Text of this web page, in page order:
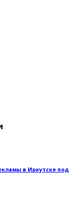
в Иркутске